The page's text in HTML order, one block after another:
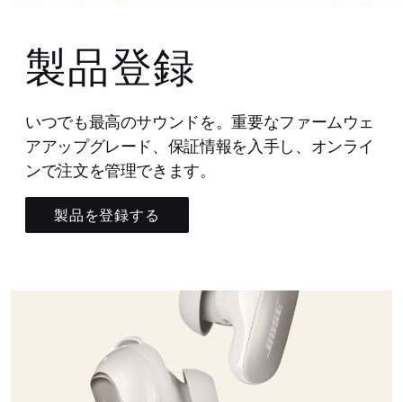
製品登録
いつでも最高のサウンドを。重要なファームウェ
アアップグレード、保証情報を入手し、オンライ
ンで注文を管理できます。
製品を登録する